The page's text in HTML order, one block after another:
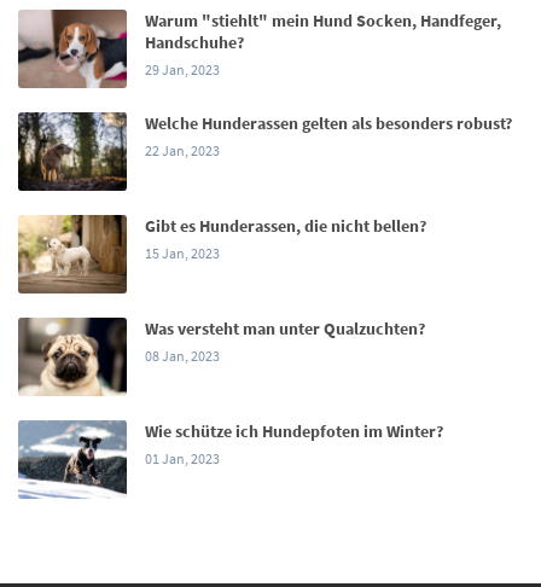
Warum "stiehlt" mein Hund Socken, Handfeger,
Handschuhe?
29 Jan, 2023
Welche Hunderassen gelten als besonders robust?
22 Jan, 2023
Gibt es Hunderassen, die nicht bellen?
15 Jan, 2023
Was versteht man unter Qualzuchten?
08 Jan, 2023
Wie schütze ich Hundepfoten im Winter?
01 Jan, 2023